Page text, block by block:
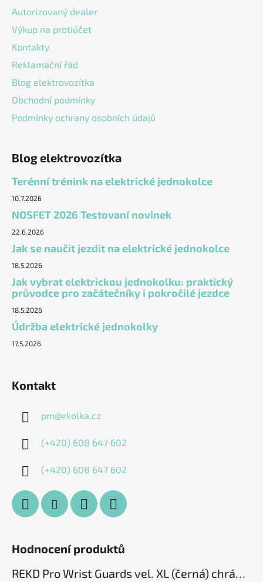
Autorizovaný dealer
Výkup na protiúčet
Kontakty
Reklamační řád
Blog elektrovozítka
Obchodní podmínky
Podmínky ochrany osobních údajů
Blog elektrovozítka
Terénní trénink na elektrické jednokolce
10.7.2026
NOSFET 2026 Testovaní novinek
22.6.2026
Jak se naučit jezdit na elektrické jednokolce
18.5.2026
Jak vybrat elektrickou jednokolku: praktický
průvodce pro začátečníky i pokročilé jezdce
18.5.2026
Údržba elektrické jednokolky
17.5.2026
Kontakt
pm@ekolka.cz
(+420) 608 647 602
(+420) 608 647 602
Hodnocení produktů
REKD Pro Wrist Guards vel. XL (černá) chrániče zápěstí